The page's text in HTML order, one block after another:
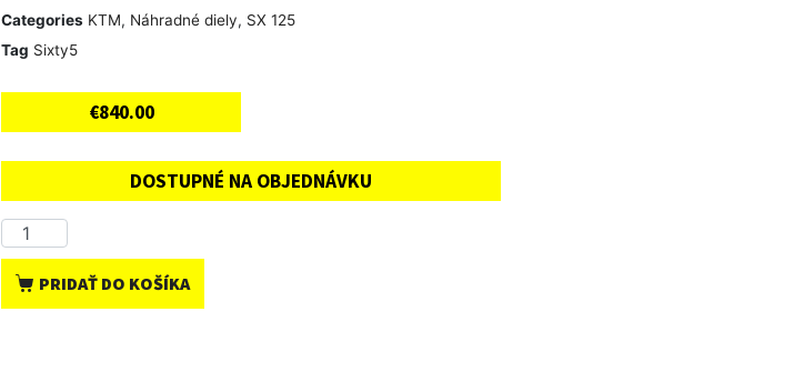
Categories KTM, Náhradné diely, SX 125
Tag Sixty5
€840.00
DOSTUPNÉ NA OBJEDNÁVKU
PRIDAŤ DO KOŠÍKA